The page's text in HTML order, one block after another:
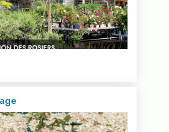
cette vidéo...